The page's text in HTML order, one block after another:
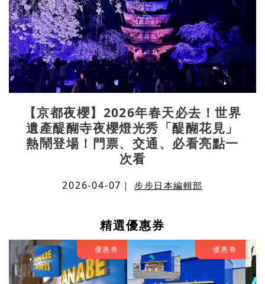
【京都夜櫻】2026年春天必去！世界
遺產醍醐寺夜櫻燈光秀「醍醐花見」
熱鬧登場！門票、交通、必看亮點一
次看
2026-04-07 ｜ 步步日本編輯部
精選優惠券
優惠券 優惠券